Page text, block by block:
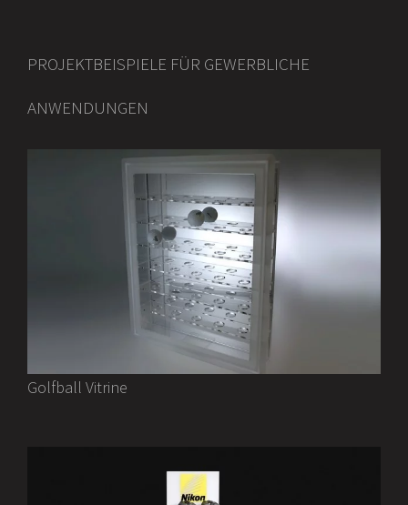
PROJEKTBEISPIELE FÜR GEWERBLICHE
ANWENDUNGEN
Golfball Vitrine